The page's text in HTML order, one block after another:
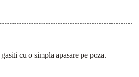
cu o simpla apasare pe poza.